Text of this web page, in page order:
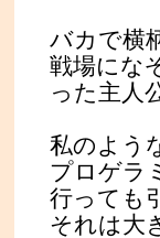
バカで横
戦場にな
った主人
私のよう
プロゲラ
行っても
それは大